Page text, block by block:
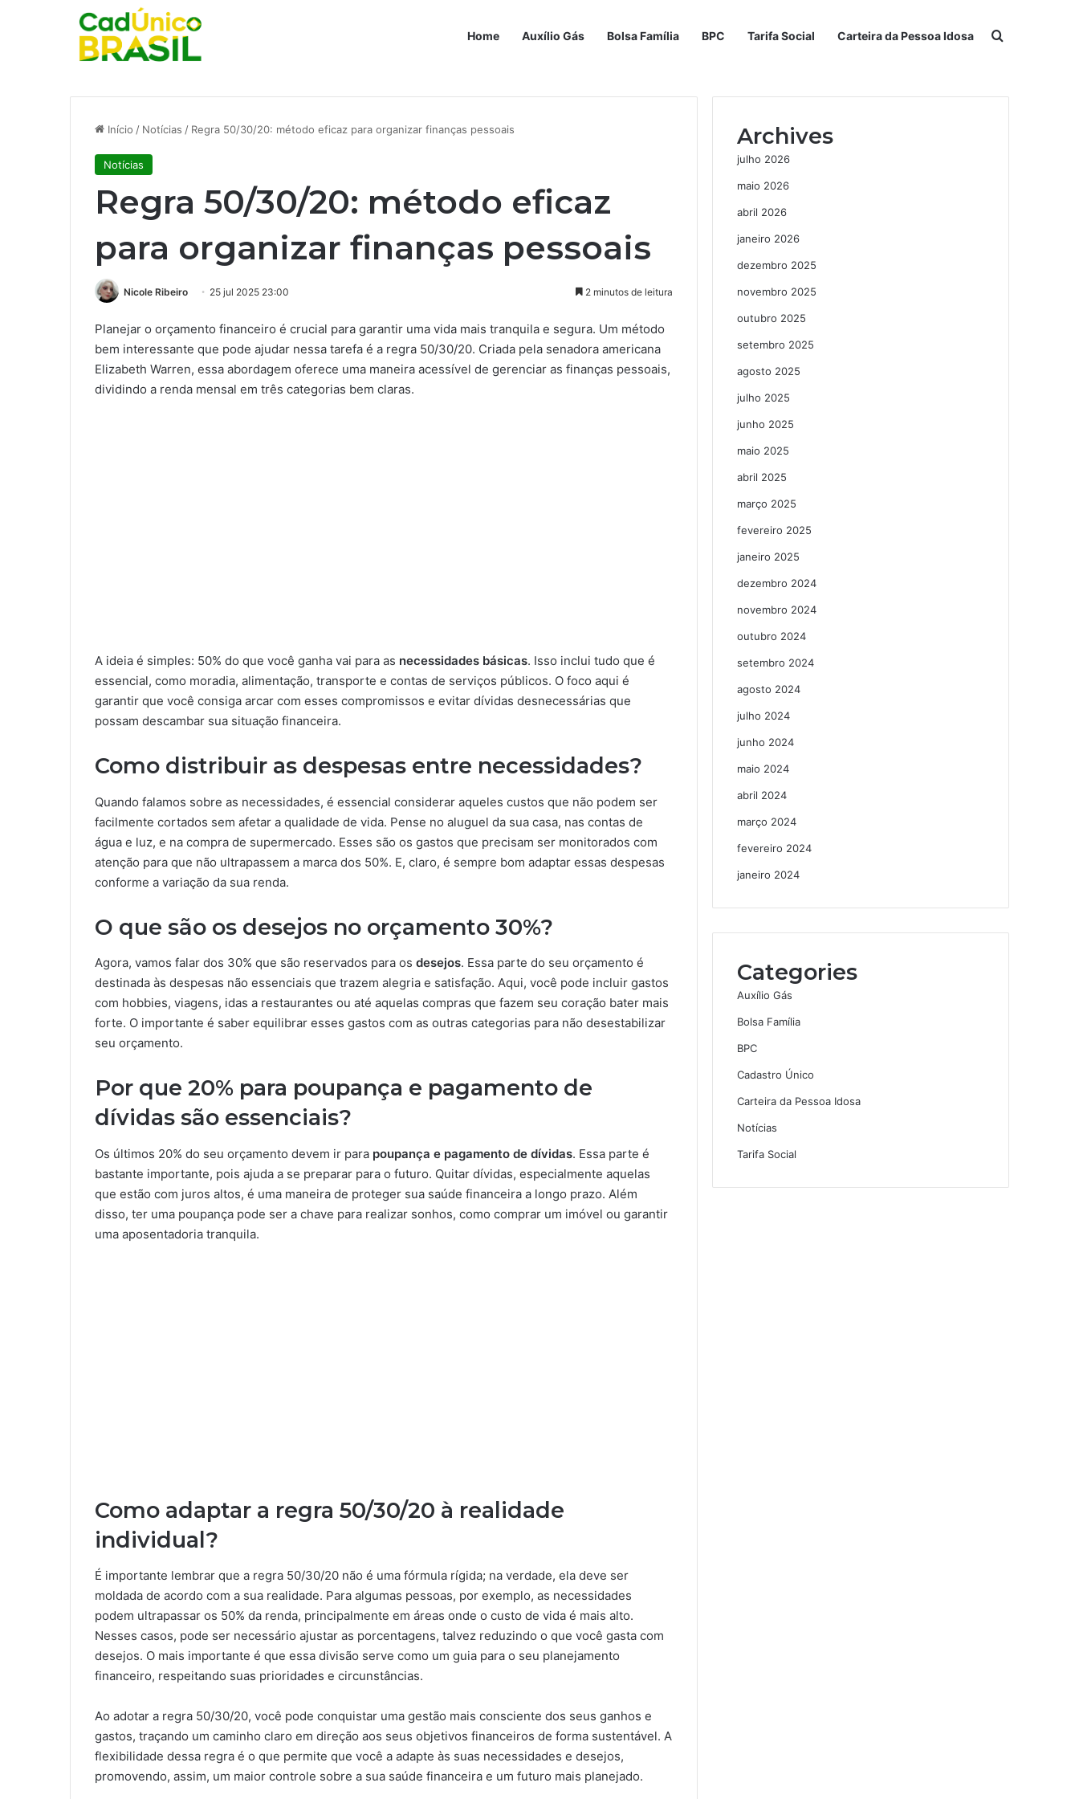
Home Auxílio Gás Bolsa Família BPC Tarifa Social Carteira da Pessoa Idosa Procurar por
Início / Notícias / Regra 50/30/20: método eficaz para organizar finanças pessoais
Notícias
Regra 50/30/20: método eficaz
para organizar finanças pessoais
Nicole Ribeiro 25 jul 2025 23:00 2 minutos de leitura
Planejar o orçamento financeiro é crucial para garantir uma vida mais tranquila e segura. Um método
bem interessante que pode ajudar nessa tarefa é a regra 50/30/20. Criada pela senadora americana
Elizabeth Warren, essa abordagem oferece uma maneira acessível de gerenciar as finanças pessoais,
dividindo a renda mensal em três categorias bem claras.
A ideia é simples: 50% do que você ganha vai para as necessidades básicas. Isso inclui tudo que é
essencial, como moradia, alimentação, transporte e contas de serviços públicos. O foco aqui é
garantir que você consiga arcar com esses compromissos e evitar dívidas desnecessárias que
possam descambar sua situação financeira.
Como distribuir as despesas entre necessidades?
Quando falamos sobre as necessidades, é essencial considerar aqueles custos que não podem ser
facilmente cortados sem afetar a qualidade de vida. Pense no aluguel da sua casa, nas contas de
água e luz, e na compra de supermercado. Esses são os gastos que precisam ser monitorados com
atenção para que não ultrapassem a marca dos 50%. E, claro, é sempre bom adaptar essas despesas
conforme a variação da sua renda.
O que são os desejos no orçamento 30%?
Agora, vamos falar dos 30% que são reservados para os desejos. Essa parte do seu orçamento é
destinada às despesas não essenciais que trazem alegria e satisfação. Aqui, você pode incluir gastos
com hobbies, viagens, idas a restaurantes ou até aquelas compras que fazem seu coração bater mais
forte. O importante é saber equilibrar esses gastos com as outras categorias para não desestabilizar
seu orçamento.
Por que 20% para poupança e pagamento de
dívidas são essenciais?
Os últimos 20% do seu orçamento devem ir para poupança e pagamento de dívidas. Essa parte é
bastante importante, pois ajuda a se preparar para o futuro. Quitar dívidas, especialmente aquelas
que estão com juros altos, é uma maneira de proteger sua saúde financeira a longo prazo. Além
disso, ter uma poupança pode ser a chave para realizar sonhos, como comprar um imóvel ou garantir
uma aposentadoria tranquila.
Como adaptar a regra 50/30/20 à realidade
individual?
É importante lembrar que a regra 50/30/20 não é uma fórmula rígida; na verdade, ela deve ser
moldada de acordo com a sua realidade. Para algumas pessoas, por exemplo, as necessidades
podem ultrapassar os 50% da renda, principalmente em áreas onde o custo de vida é mais alto.
Nesses casos, pode ser necessário ajustar as porcentagens, talvez reduzindo o que você gasta com
desejos. O mais importante é que essa divisão serve como um guia para o seu planejamento
financeiro, respeitando suas prioridades e circunstâncias.
Ao adotar a regra 50/30/20, você pode conquistar uma gestão mais consciente dos seus ganhos e
gastos, traçando um caminho claro em direção aos seus objetivos financeiros de forma sustentável. A
flexibilidade dessa regra é o que permite que você a adapte às suas necessidades e desejos,
promovendo, assim, um maior controle sobre a sua saúde financeira e um futuro mais planejado.
Archives
julho 2026
maio 2026
abril 2026
janeiro 2026
dezembro 2025
novembro 2025
outubro 2025
setembro 2025
agosto 2025
julho 2025
junho 2025
maio 2025
abril 2025
março 2025
fevereiro 2025
janeiro 2025
dezembro 2024
novembro 2024
outubro 2024
setembro 2024
agosto 2024
julho 2024
junho 2024
maio 2024
abril 2024
março 2024
fevereiro 2024
janeiro 2024
Categories
Auxílio Gás
Bolsa Família
BPC
Cadastro Único
Carteira da Pessoa Idosa
Notícias
Tarifa Social